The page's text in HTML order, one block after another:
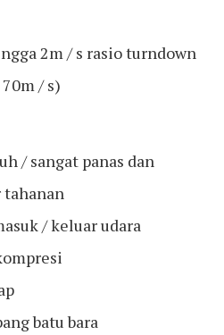
2m / s rasio turndown
/ s)
/ sangat panas dan
/ keluar udara
batu bara